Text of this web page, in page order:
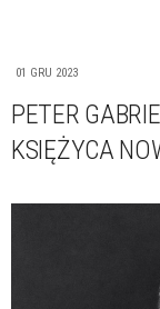
01 GRU 2023
PETER
KSIĘŻYCA